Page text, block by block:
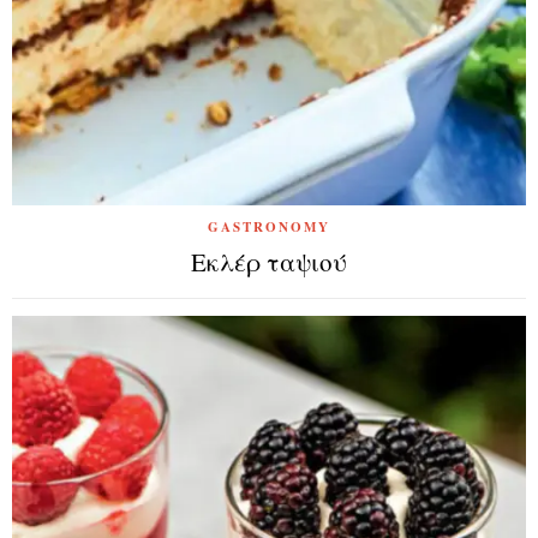
GASTRONOMY
Εκλέρ ταψιού